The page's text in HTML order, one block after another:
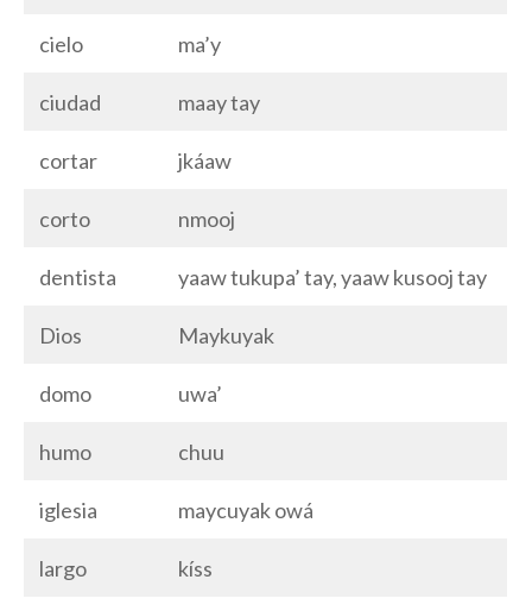
cielo ma’y
ciudad maay tay
cortar jkáaw
corto nmooj
dentista yaaw tukupa’ tay, yaaw kusooj tay
Dios Maykuyak
domo uwa’
humo chuu
iglesia maycuyak owá
largo kíss